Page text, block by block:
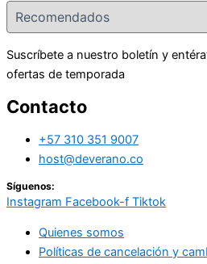
Suscríbete a nuestro boletín y
ofertas de temporada
Contacto
+57 310 351 9007
host@deverano.co
Síguenos:
Instagram Facebook-f Tiktok
Quienes somos
Políticas de cancelación y